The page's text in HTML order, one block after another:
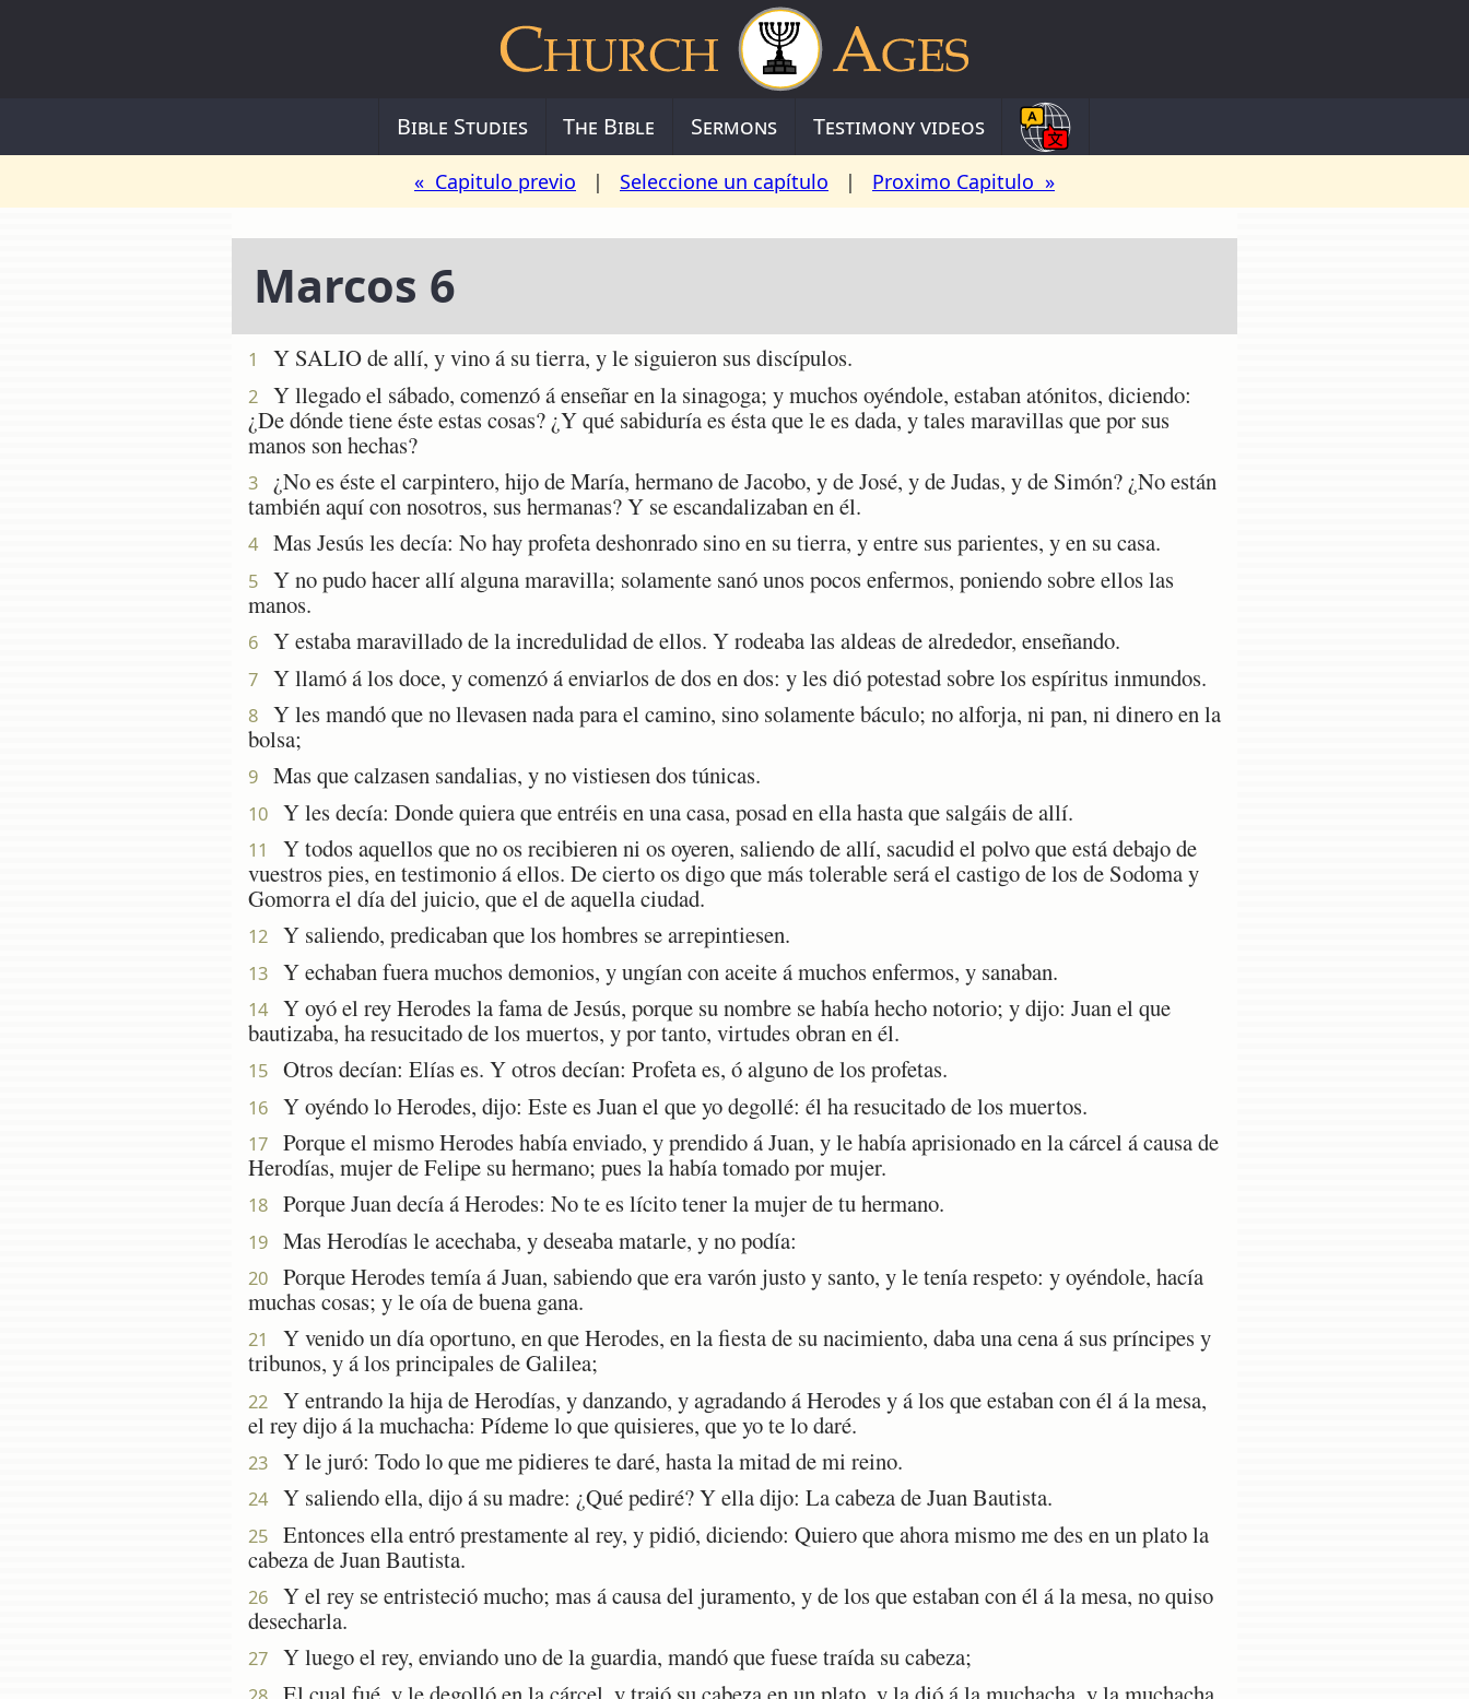
Bible Studies The Bible Sermons Testimony videos
« Capitulo previo | Seleccione un capítulo | Proximo Capitulo »
Marcos 6
1 Y SALIO de allí, y vino á su tierra, y le siguieron sus discípulos.
2
Y llegado el sábado, comenzó á enseñar en la sinagoga; y muchos oyéndole, estaban atónitos, diciendo:
¿De dónde tiene éste estas cosas? ¿Y qué sabiduría es ésta que le es dada, y tales maravillas que por sus
manos son hechas?
3
¿No es éste el carpintero, hijo de María, hermano de Jacobo, y de José, y de Judas, y de Simón? ¿No están
también aquí con nosotros, sus hermanas? Y se escandalizaban en él.
4 Mas Jesús les decía: No hay profeta deshonrado sino en su tierra, y entre sus parientes, y en su casa.
5
Y no pudo hacer allí alguna maravilla; solamente sanó unos pocos enfermos, poniendo sobre ellos las
manos.
6 Y estaba maravillado de la incredulidad de ellos. Y rodeaba las aldeas de alrededor, enseñando.
7 Y llamó á los doce, y comenzó á enviarlos de dos en dos: y les dió potestad sobre los espíritus inmundos.
8
Y les mandó que no llevasen nada para el camino, sino solamente báculo; no alforja, ni pan, ni dinero en la
bolsa;
9 Mas que calzasen sandalias, y no vistiesen dos túnicas.
10 Y les decía: Donde quiera que entréis en una casa, posad en ella hasta que salgáis de allí.
11
Y todos aquellos que no os recibieren ni os oyeren, saliendo de allí, sacudid el polvo que está debajo de
vuestros pies, en testimonio á ellos. De cierto os digo que más tolerable será el castigo de los de Sodoma y
Gomorra el día del juicio, que el de aquella ciudad.
12 Y saliendo, predicaban que los hombres se arrepintiesen.
13 Y echaban fuera muchos demonios, y ungían con aceite á muchos enfermos, y sanaban.
14
Y oyó el rey Herodes la fama de Jesús, porque su nombre se había hecho notorio; y dijo: Juan el que
bautizaba, ha resucitado de los muertos, y por tanto, virtudes obran en él.
15 Otros decían: Elías es. Y otros decían: Profeta es, ó alguno de los profetas.
16 Y oyéndo lo Herodes, dijo: Este es Juan el que yo degollé: él ha resucitado de los muertos.
17
Porque el mismo Herodes había enviado, y prendido á Juan, y le había aprisionado en la cárcel á causa de
Herodías, mujer de Felipe su hermano; pues la había tomado por mujer.
18 Porque Juan decía á Herodes: No te es lícito tener la mujer de tu hermano.
19 Mas Herodías le acechaba, y deseaba matarle, y no podía:
20
Porque Herodes temía á Juan, sabiendo que era varón justo y santo, y le tenía respeto: y oyéndole, hacía
muchas cosas; y le oía de buena gana.
21
Y venido un día oportuno, en que Herodes, en la fiesta de su nacimiento, daba una cena á sus príncipes y
tribunos, y á los principales de Galilea;
22
Y entrando la hija de Herodías, y danzando, y agradando á Herodes y á los que estaban con él á la mesa,
el rey dijo á la muchacha: Pídeme lo que quisieres, que yo te lo daré.
23 Y le juró: Todo lo que me pidieres te daré, hasta la mitad de mi reino.
24 Y saliendo ella, dijo á su madre: ¿Qué pediré? Y ella dijo: La cabeza de Juan Bautista.
25
Entonces ella entró prestamente al rey, y pidió, diciendo: Quiero que ahora mismo me des en un plato la
cabeza de Juan Bautista.
26
Y el rey se entristeció mucho; mas á causa del juramento, y de los que estaban con él á la mesa, no quiso
desecharla.
27 Y luego el rey, enviando uno de la guardia, mandó que fuese traída su cabeza;